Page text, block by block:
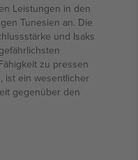
Leistungen in den
Tunesien an. Die
und Isaks
zu pressen
ist ein wesentlicher
gegenüber den